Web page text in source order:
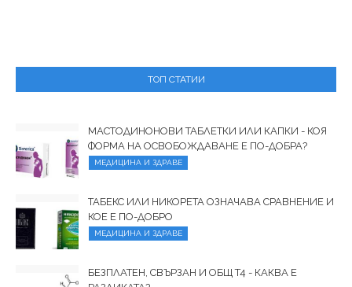
ТОП СТАТИИ
МАСТОДИНОНОВИ ТАБЛЕТКИ ИЛИ КАПКИ - КОЯ
ФОРМА НА ОСВОБОЖДАВАНЕ Е ПО-ДОБРА?
МЕДИЦИНА И ЗДРАВЕ
ТАБЕКС ИЛИ НИКОРЕТА ОЗНАЧАВА СРАВНЕНИЕ И
КОЕ Е ПО-ДОБРО
МЕДИЦИНА И ЗДРАВЕ
БЕЗПЛАТЕН, СВЪРЗАН И ОБЩ T4 - КАКВА Е